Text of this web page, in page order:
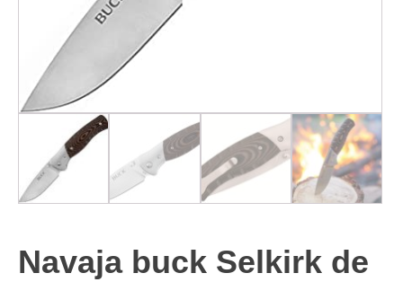
Navaja buck Selkirk de